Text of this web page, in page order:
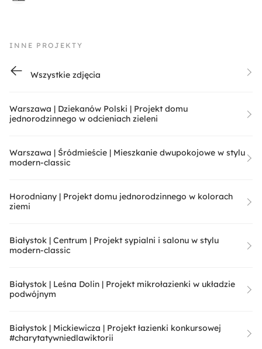
INNE PROJEKTY
Wszystkie zdjęcia
Warszawa | Dziekanów Polski | Projekt domu
jednorodzinnego w odcieniach zieleni
Warszawa | Śródmieście | Mieszkanie dwupokojowe w stylu
modern-classic
Horodniany | Projekt domu jednorodzinnego w kolorach
ziemi
Białystok | Centrum | Projekt sypialni i salonu w stylu
modern-classic
Białystok | Leśna Dolin | Projekt mikrołazienki w układzie
podwójnym
Białystok | Mickiewicza | Projekt łazienki konkursowej
#charytatywniedlawiktorii